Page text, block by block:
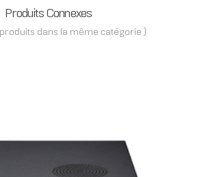
Produits Connexes
produits dans la même catégorie )